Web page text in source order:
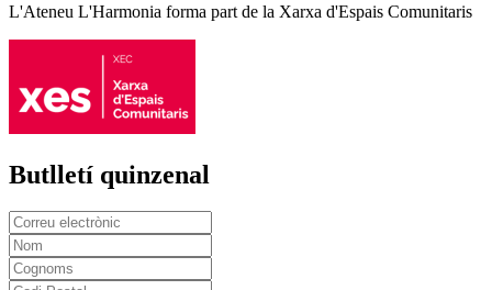
L'Ateneu L'Harmonia forma part de la Xarxa d'Espais Comunitaris
Butlletí quinzenal